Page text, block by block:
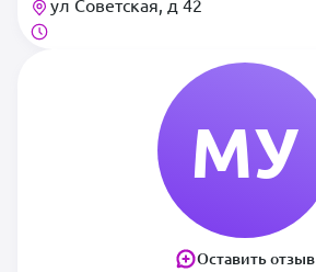
ул Советская, д 42
МУ
Оставить отзыв